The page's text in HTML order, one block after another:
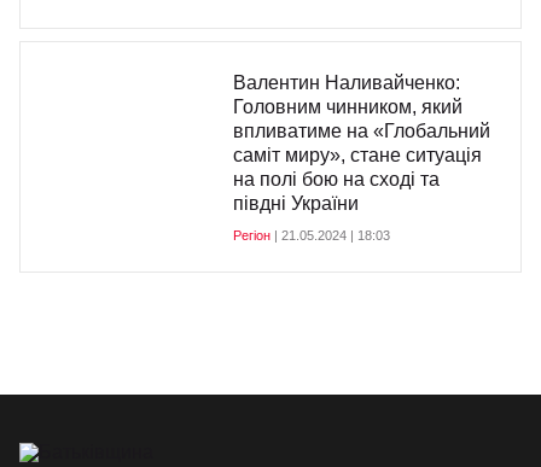
Валентин Наливайченко:
Головним чинником, який
впливатиме на «Глобальний
саміт миру», стане ситуація
на полі бою на сході та
півдні України
Регіон | 21.05.2024 | 18:03